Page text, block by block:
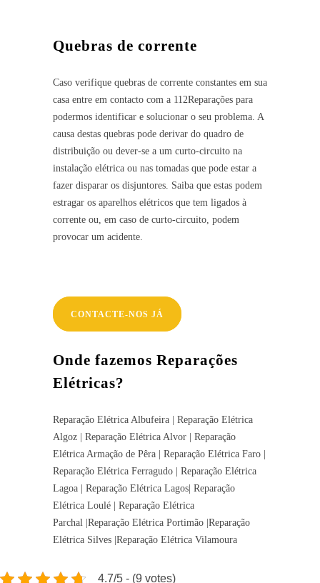
Quebras de corrente
Caso verifique quebras de corrente constantes em sua
casa entre em contacto com a 112Reparações para
podermos identificar e solucionar o seu problema. A
causa destas quebras pode derivar do quadro de
distribuição ou dever-se a um curto-circuito na
instalação elétrica ou nas tomadas que pode estar a
fazer disparar os disjuntores. Saiba que estas podem
estragar os aparelhos elétricos que tem ligados à
corrente ou, em caso de curto-circuito, podem
provocar um acidente.
CONTACTE-NOS JÁ
Onde fazemos Reparações
Elétricas?
Reparação Elétrica Albufeira | Reparação Elétrica
Algoz | Reparação Elétrica Alvor | Reparação
Elétrica Armação de Pêra | Reparação Elétrica Faro |
Reparação Elétrica Ferragudo | Reparação Elétrica
Lagoa | Reparação Elétrica Lagos| Reparação
Elétrica Loulé | Reparação Elétrica
Parchal |Reparação Elétrica Portimão |Reparação
Elétrica Silves |Reparação Elétrica Vilamoura
4.7/5 - (9 votes)